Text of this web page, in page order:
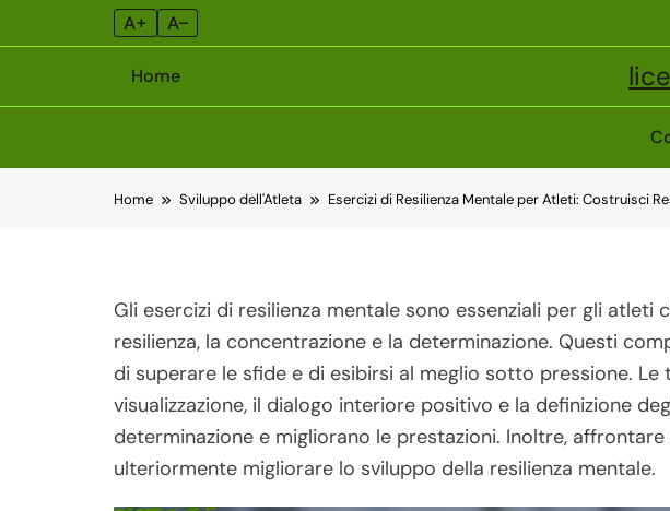
A+ A–
Home
Home Sviluppo dell'Atleta Esercizi di Resilienza Mentale per Atleti: Costruisci
Gli esercizi di resilienza mentale sono essenziali per gli atleti
resilienza, la concentrazione e la determinazione. Questi
di superare le sfide e di esibirsi al meglio sotto pressione. Le
visualizzazione, il dialogo interiore positivo e la definizione
determinazione e migliorano le prestazioni. Inoltre,
ulteriormente migliorare lo sviluppo della resilienza mentale.